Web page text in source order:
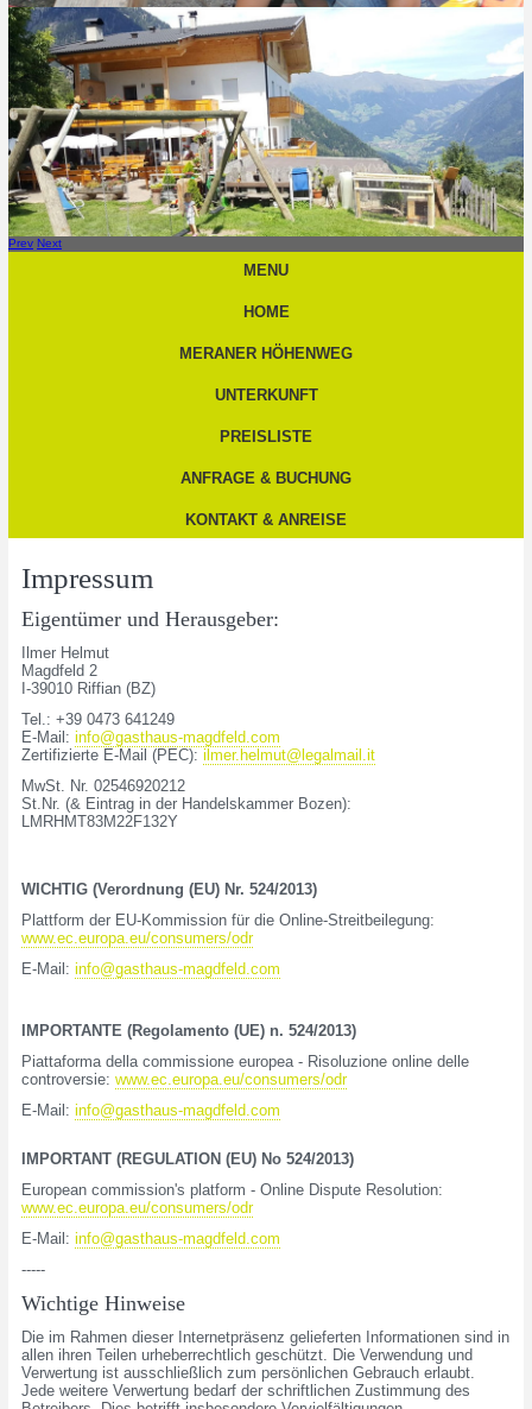
Prev Next
MENU
HOME
MERANER HÖHENWEG
UNTERKUNFT
PREISLISTE
ANFRAGE & BUCHUNG
KONTAKT & ANREISE
Impressum
Eigentümer und Herausgeber:
Ilmer Helmut
Magdfeld 2
I-39010 Riffian (BZ)
Tel.: +39 0473 641249
E-Mail: info@gasthaus-magdfeld.com
Zertifizierte E-Mail (PEC): ilmer.helmut@legalmail.it
MwSt. Nr. 02546920212
St.Nr. (& Eintrag in der Handelskammer Bozen):
LMRHMT83M22F132Y
WICHTIG (Verordnung (EU) Nr. 524/2013)
Plattform der EU-Kommission für die Online-Streitbeilegung:
www.ec.europa.eu/consumers/odr
E-Mail: info@gasthaus-magdfeld.com
IMPORTANTE (Regolamento (UE) n. 524/2013)
Piattaforma della commissione europea - Risoluzione online delle
controversie: www.ec.europa.eu/consumers/odr
E-Mail: info@gasthaus-magdfeld.com
IMPORTANT (REGULATION (EU) No 524/2013)
European commission's platform - Online Dispute Resolution:
www.ec.europa.eu/consumers/odr
E-Mail: info@gasthaus-magdfeld.com
-----
Wichtige Hinweise
Die im Rahmen dieser Internetpräsenz gelieferten Informationen sind in
allen ihren Teilen urheberrechtlich geschützt. Die Verwendung und
Verwertung ist ausschließlich zum persönlichen Gebrauch erlaubt.
Jede weitere Verwertung bedarf der schriftlichen Zustimmung des